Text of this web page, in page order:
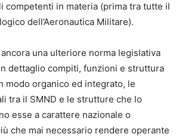
competenti in materia (prima tra tutte il
dell’Aeronautica Militare).
ancora una ulteriore norma legislativa
dettaglio compiti, funzioni e struttura
modo organico ed integrato, le
tra il SMND e le strutture che lo
esse a carattere nazionale o
che mai necessario rendere operante